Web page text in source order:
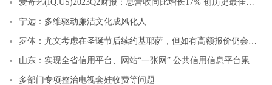
宁远：多维驱动廉洁文化成风化人
多部门专项整治电视套娃收费等问题